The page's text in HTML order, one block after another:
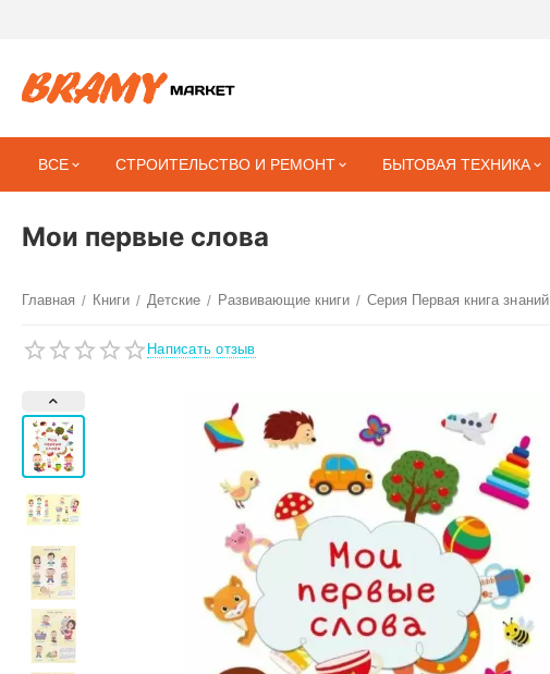
ВСЕ СТРОИТЕЛЬСТВО И РЕМОНТ БЫТОВАЯ ТЕХНИКА
Мои первые слова
Главная / Книги / Детские / Развивающие книги / Серия Первая книга знаний
Написать отзыв